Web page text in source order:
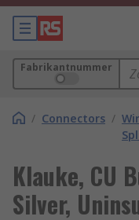
Fabrikantnummer
/ Connectors /
Klauke, CU
Silver,